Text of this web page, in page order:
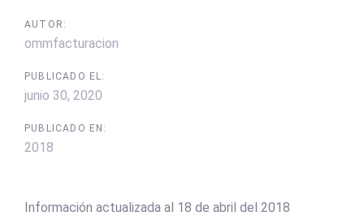
AUTOR:
ommfacturacion
PUBLICADO EL:
junio 30, 2020
PUBLICADO EN:
2018
Información actualizada al 18 de abril del 2018